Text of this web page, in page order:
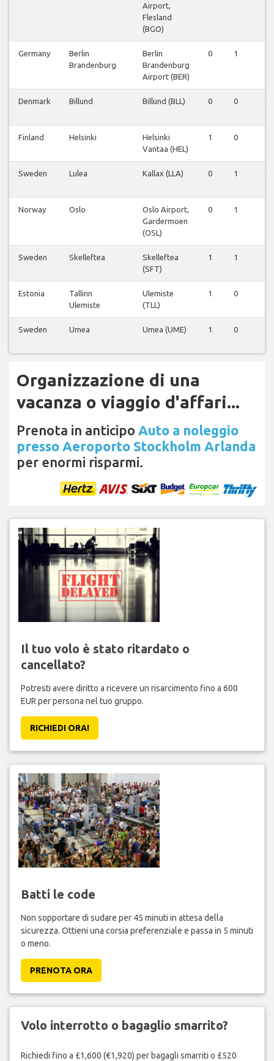
Airport,
Flesland
(BGO)
Germany
Berlin
Brandenburg
Berlin
Brandenburg
Airport (BER)
0 1 0
Denmark Billund Billund (BLL) 0 0 0
Finland Helsinki
Helsinki
Vantaa (HEL)
1 0 0
Sweden Lulea Kallax (LLA) 0 1 0
Norway Oslo
Oslo Airport,
Gardermoen
(OSL)
0 1 0
Sweden Skelleftea
Skelleftea
(SFT)
1 1
Estonia
Tallinn
Ulemiste
Ulemiste
(TLL)
1 0
Sweden Umea Umea (UME) 1 0
Organizzazione di una
vacanza o viaggio d'affari...
Prenota in anticipo Auto a noleggio
presso Aeroporto Stockholm Arlanda
per enormi risparmi.
Il tuo volo è stato ritardato o
cancellato?
Potresti avere diritto a ricevere un risarcimento fino a 600
EUR per persona nel tuo gruppo.
RICHIEDI ORA!
Batti le code
Non sopportare di sudare per 45 minuti in attesa della
sicurezza. Ottieni una corsia preferenziale e passa in 5 minuti
o meno.
PRENOTA ORA
Volo interrotto o bagaglio smarrito?
Richiedi fino a £1,600 (€1,920) per bagagli smarriti o £520